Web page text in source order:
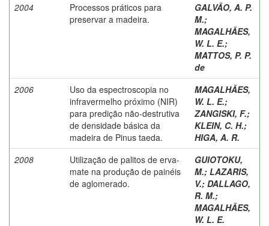
2004
Processos práticos para
preservar a madeira.
GALVÃO, A. P.
M.;
MAGALHÃES,
W. L. E.;
MATTOS, P. P.
de
2006
Uso da espectroscopia no
infravermelho próximo (NIR)
para predição não-destrutiva
de densidade básica da
madeira de Pinus taeda.
MAGALHÃES,
W. L. E.;
ZANGISKI, F.;
KLEIN, C. H.;
HIGA, A. R.
2008
Utilização de palitos de erva-
mate na produção de painéis
de aglomerado.
GUIOTOKU,
M.; LAZARIS,
V.; DALLAGO,
R. M.;
MAGALHÃES,
W. L. E.